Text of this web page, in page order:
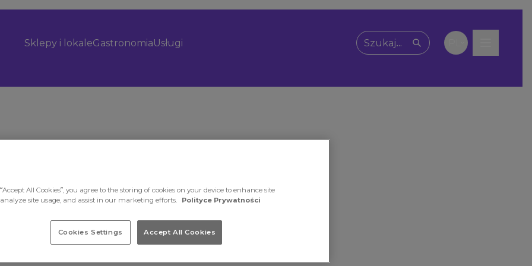
Sklepy i lokaleGastronomiaUsługi
Wpisz, czego szukasz
ciasta
All Cookies”, you agree to the storing of cookies on your device to enhance site
site usage, and assist in our marketing efforts.
Polityce Prywatności
Cookies Settings Accept All Cookies